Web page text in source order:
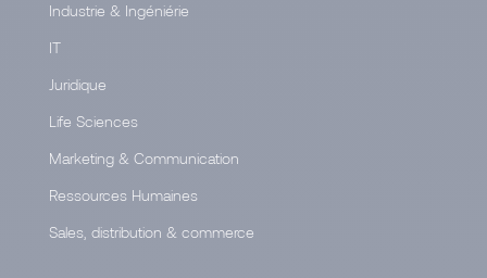
Industrie & Ingéniérie
IT
Juridique
Life Sciences
Marketing & Communication
Ressources Humaines
Sales, distribution & commerce